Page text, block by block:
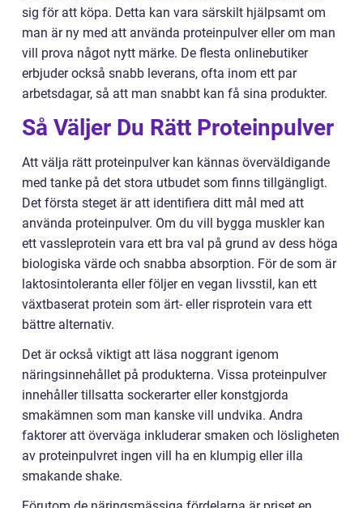
sig för att köpa. Detta kan vara särskilt hjälpsamt om
man är ny med att använda proteinpulver eller om man
vill prova något nytt märke. De flesta onlinebutiker
erbjuder också snabb leverans, ofta inom ett par
arbetsdagar, så att man snabbt kan få sina produkter.
Så Väljer Du Rätt Proteinpulver
Att välja rätt proteinpulver kan kännas överväldigande
med tanke på det stora utbudet som finns tillgängligt.
Det första steget är att identifiera ditt mål med att
använda proteinpulver. Om du vill bygga muskler kan
ett vassleprotein vara ett bra val på grund av dess höga
biologiska värde och snabba absorption. För de som är
laktosintoleranta eller följer en vegan livsstil, kan ett
växtbaserat protein som ärt- eller risprotein vara ett
bättre alternativ.
Det är också viktigt att läsa noggrant igenom
näringsinnehållet på produkterna. Vissa proteinpulver
innehåller tillsatta sockerarter eller konstgjorda
smakämnen som man kanske vill undvika. Andra
faktorer att överväga inkluderar smaken och lösligheten
av proteinpulvret ingen vill ha en klumpig eller illa
smakande shake.